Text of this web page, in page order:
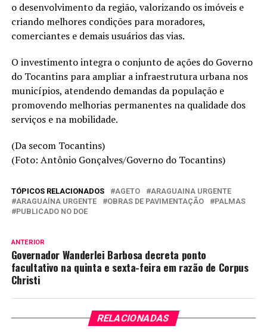
o desenvolvimento da região, valorizando os imóveis e
criando melhores condições para moradores,
comerciantes e demais usuários das vias.
O investimento integra o conjunto de ações do Governo
do Tocantins para ampliar a infraestrutura urbana nos
municípios, atendendo demandas da população e
promovendo melhorias permanentes na qualidade dos
serviços e na mobilidade.
(Da secom Tocantins)
(Foto: Antônio Gonçalves/Governo do Tocantins)
TÓPICOS RELACIONADOS AGETO
ARAGUAINA URGENTE
ARAGUAÍNA URGENTE
OBRAS DE PAVIMENTAÇÃO
PALMAS
PUBLICADO NO DOE
ANTERIOR
Governador Wanderlei Barbosa decreta ponto
facultativo na quinta e sexta-feira em razão de Corpus
Christi
RELACIONADAS